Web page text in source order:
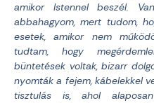
amikor Istennel beszél.
abbahagyom, mert tudom,
esetek, amikor nem
tudtam, hogy
büntetések voltak, bizarr
nyomták a fejem, kábelekkel
tisztulás is, ahol